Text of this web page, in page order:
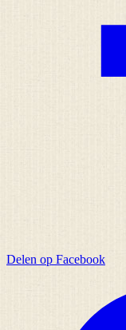
Delen op Facebook